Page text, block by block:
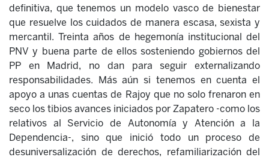
definitiva, que tenemos un modelo vasco de bienestar
que resuelve los cuidados de manera escasa, sexista y
mercantil. Treinta años de hegemonía institucional del
PNV y buena parte de ellos sosteniendo gobiernos del
PP en Madrid, no dan para seguir externalizando
responsabilidades. Más aún si tenemos en cuenta el
apoyo a unas cuentas de Rajoy que no solo frenaron en
seco los tibios avances iniciados por Zapatero -como los
relativos al Servicio de Autonomía y Atención a la
Dependencia-, sino que inició todo un proceso de
desuniversalización de derechos, refamiliarización del